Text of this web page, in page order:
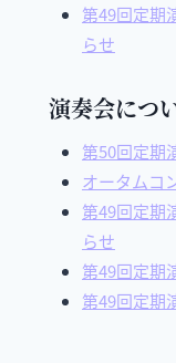
第49回定期
らせ
演奏会につ
第50回定期
オータムコ
第49回定期
らせ
第49回定期
第49回定期